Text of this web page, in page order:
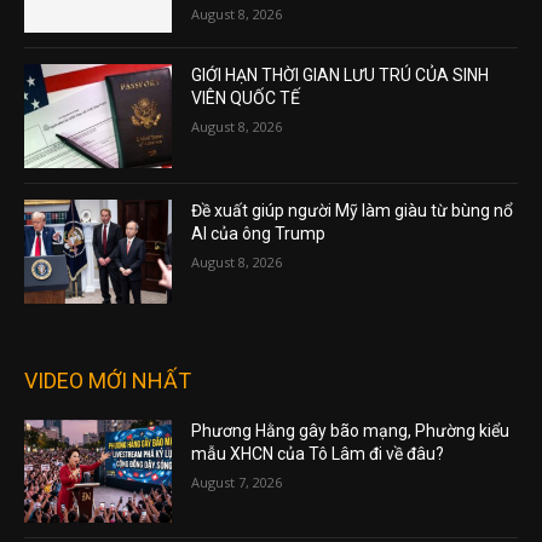
August 8, 2026
GIỚI HẠN THỜI GIAN LƯU TRÚ CỦA SINH
VIÊN QUỐC TẾ
August 8, 2026
Đề xuất giúp người Mỹ làm giàu từ bùng nổ
AI của ông Trump
August 8, 2026
VIDEO MỚI NHẤT
Phương Hằng gây bão mạng, Phường kiểu
mẫu XHCN của Tô Lâm đi về đâu?
August 7, 2026